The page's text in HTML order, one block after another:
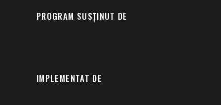
PROGRAM SUSȚINUT DE
IMPLEMENTAT DE